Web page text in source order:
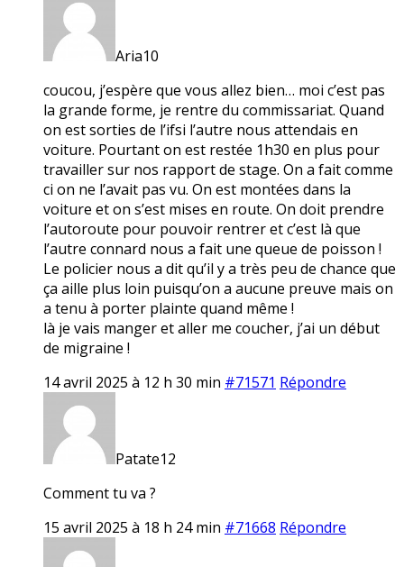
Aria10
coucou, j’espère que vous allez bien… moi c’est pas
la grande forme, je rentre du commissariat. Quand
on est sorties de l’ifsi l’autre nous attendais en
voiture. Pourtant on est restée 1h30 en plus pour
travailler sur nos rapport de stage. On a fait comme
ci on ne l’avait pas vu. On est montées dans la
voiture et on s’est mises en route. On doit prendre
l’autoroute pour pouvoir rentrer et c’est là que
l’autre connard nous a fait une queue de poisson !
Le policier nous a dit qu’il y a très peu de chance que
ça aille plus loin puisqu’on a aucune preuve mais on
a tenu à porter plainte quand même !
là je vais manger et aller me coucher, j’ai un début
de migraine !
14 avril 2025 à 12 h 30 min #71571 Répondre
Patate12
Comment tu va ?
15 avril 2025 à 18 h 24 min #71668 Répondre